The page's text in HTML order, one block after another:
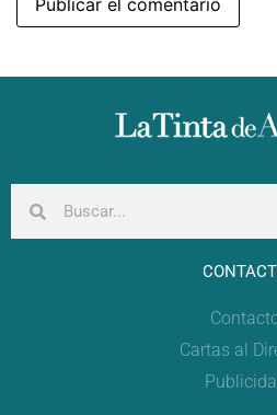
Cartas al